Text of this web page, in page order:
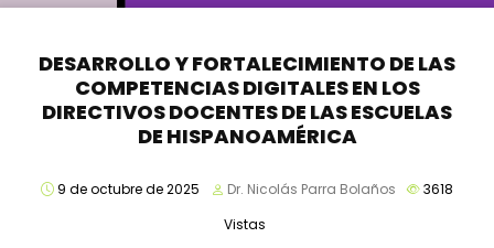
DESARROLLO Y FORTALECIMIENTO DE LAS
COMPETENCIAS DIGITALES EN LOS
DIRECTIVOS DOCENTES DE LAS ESCUELAS
DE HISPANOAMÉRICA
9 de octubre de 2025 Dr. Nicolás Parra Bolaños
3618
Vistas